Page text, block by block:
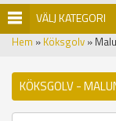
VÄLJ KATEGORI
Hem » Köksgolv »
KÖKSGOLV -